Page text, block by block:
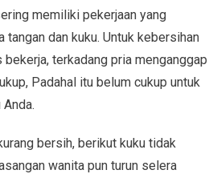
memiliki pekerjaan yang
dan kuku. Untuk kebersihan
terkadang pria menganggap
Padahal itu belum cukup untuk
bersih, berikut kuku tidak
wanita pun turun selera